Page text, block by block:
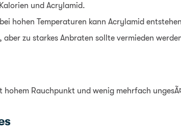
und Acrylamid.
hohen Temperaturen kann Acrylamid
zu starkes Anbraten sollte vermieden
Rauchpunkt und wenig mehrfach